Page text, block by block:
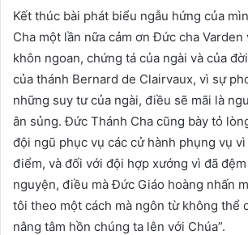
Kết thúc bài phát biểu ngẫu hứng của
Cha một lần nữa cảm ơn Đức cha Varden
khôn ngoan, chứng tá của ngài và của
của thánh Bernard de Clairvaux, vì sự
những suy tư của ngài, điều sẽ mãi là
ân sủng. Đức Thánh Cha cũng bày tỏ
đội ngũ phục vụ các cử hành phụng vụ
điểm, và đối với đội hợp xướng vì đã
nguyện, điều mà Đức Giáo hoàng nhấn
tôi theo một cách mà ngôn từ không thể
nâng tâm hồn chúng ta lên với Chúa”.